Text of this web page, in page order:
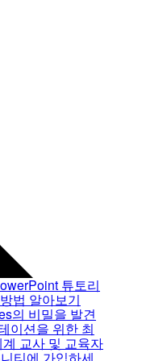
튜토리
법 알아보기
의 비밀을 발견
이션을 위한 최
계 교사 및 교육자